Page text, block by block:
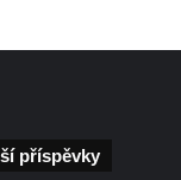
příspěvky